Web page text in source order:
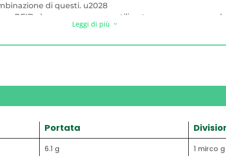
di questi. u2028
RFID che possono essere utilizzate per marcare
Leggi di più 3
Portata
6.1 g 1 mirco g